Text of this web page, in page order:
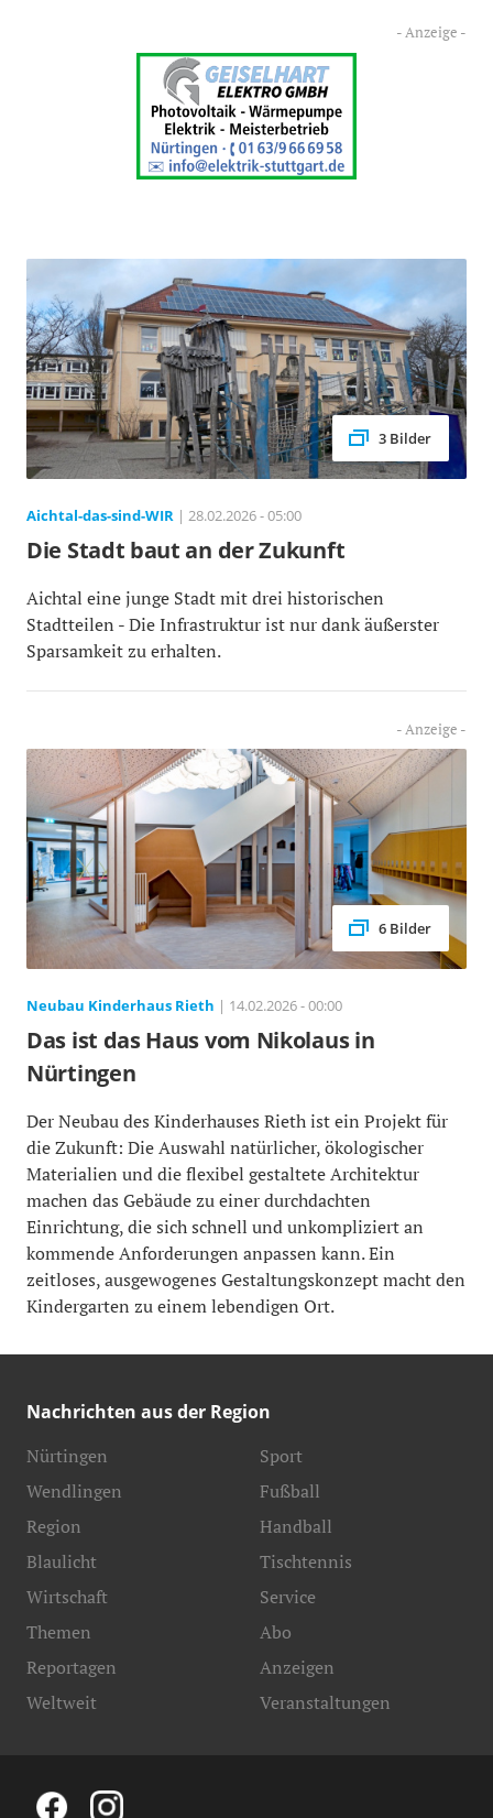
3 Bilder
Aichtal-das-sind-WIR | 28.02.2026 - 05:00
Die Stadt baut an der Zukunft
Aichtal eine junge Stadt mit drei historischen
Stadtteilen - Die Infrastruktur ist nur dank äußerster
Sparsamkeit zu erhalten.
6 Bilder
Neubau Kinderhaus Rieth | 14.02.2026 - 00:00
Das ist das Haus vom Nikolaus in
Nürtingen
Der Neubau des Kinderhauses Rieth ist ein Projekt für
die Zukunft: Die Auswahl natürlicher, ökologischer
Materialien und die flexibel gestaltete Architektur
machen das Gebäude zu einer durchdachten
Einrichtung, die sich schnell und unkompliziert an
kommende Anforderungen anpassen kann. Ein
zeitloses, ausgewogenes Gestaltungskonzept macht den
Kindergarten zu einem lebendigen Ort.
Nachrichten aus der Region
Nürtingen
Wendlingen
Region
Blaulicht
Sport
Fußball
Handball
Tischtennis
Wirtschaft
Themen
Reportagen
Weltweit
Service
Abo
Anzeigen
Veranstaltungen